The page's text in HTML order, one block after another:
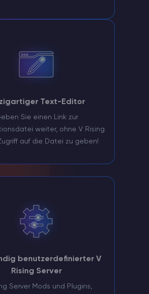
Text-Editor
Sie einen Link zur
weiter, ohne V Rising
auf die Datei zu geben!
benutzerdefinierter V
Rising Server
Server Mods und Plugins,